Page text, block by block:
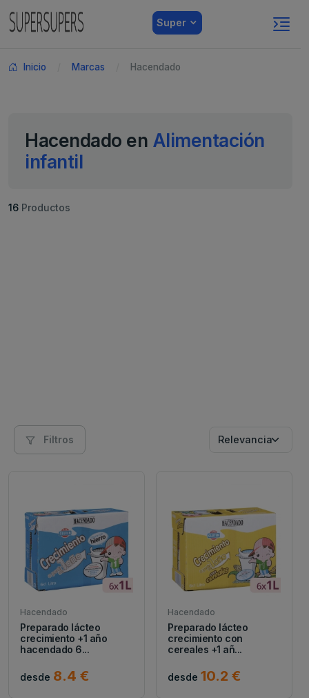
Super
Inicio Marcas Hacendado
Hacendado en Alimentación
infantil
16 Productos
Filtros
Hacendado
Preparado lácteo
crecimiento +1 año
hacendado 6...
desde 8.4 €
Hacendado
Preparado lácteo
crecimiento con
cereales +1 añ...
desde 10.2 €